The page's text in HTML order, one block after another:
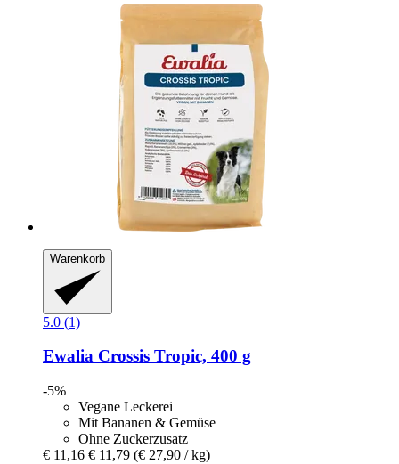
Warenkorb
5.0 (1)
Ewalia Crossis Tropic, 400 g
-5%
Vegane Leckerei
Mit Bananen & Gemüse
Ohne Zuckerzusatz
€ 11,16 € 11,79 (€ 27,90 / kg)